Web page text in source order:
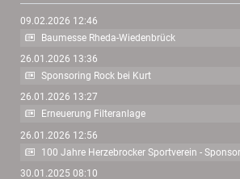
09.02.2026 12:46
Baumesse Rheda-Wiedenbrück
26.01.2026 13:36
Sponsoring Rock bei Kurt
26.01.2026 13:27
Erneuerung Filteranlage
26.01.2026 12:56
100 Jahre Herzebrocker Sportverein -
30.01.2025 08:10